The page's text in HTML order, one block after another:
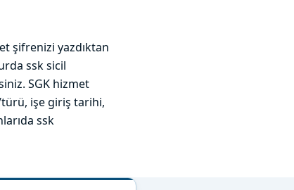
şifrenizi yazdıktan
ssk sicil
SGK hizmet
işe giriş tarihi,
ssk